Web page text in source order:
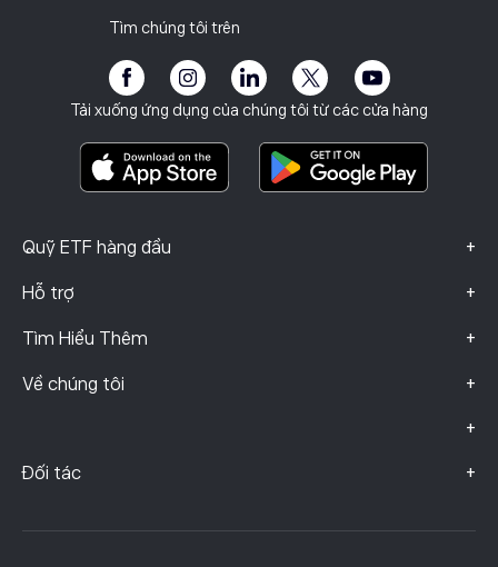
Tìm chúng tôi trên
Tải xuống ứng dụng của chúng tôi từ các cửa hàng
Quỹ ETF hàng đầu +
Hỗ trợ +
Lỗ hổng Máy khách
Tìm Hiểu Thêm +
Về chúng tôi +
+
Công bố rủi ro
Điều khoản & Điều kiện
Tài Liệu Thông Tin Quan Trọng
Dữ liệu khiếu nại (Khách hàng FCA)
Đối tác +
Chương trình liên kết
Bảo hiểm đầu tư